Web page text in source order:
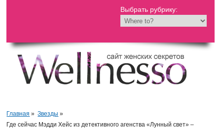
Выбрать рубрику:
Главная » Звезды »
Где сейчас Мэдди Хейс из детективного агенства «Лунный свет» –